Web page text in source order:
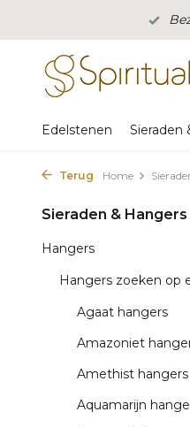
Edelstenen Sieraden
Terug Home
Sieraden & Hangers
Hangers
Hangers zoeken op
Agaat hangers
Amazoniet
Amethist hangers
Aquamarijn